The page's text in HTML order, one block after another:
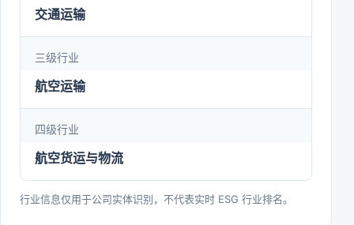
交通运输
三级行业
航空运输
四级行业
航空货运与物流
行业信息仅用于公司实体识别，不代表实时 ESG 行业排名。